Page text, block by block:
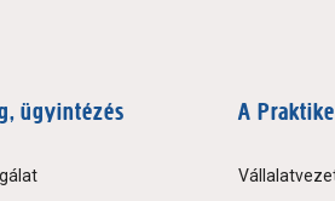
ügyintézés A